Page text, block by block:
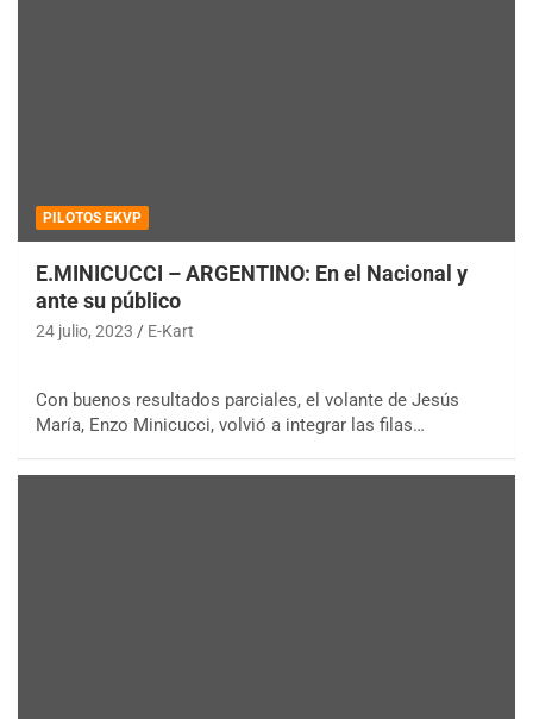
PILOTOS EKVP
E.MINICUCCI – ARGENTINO: En el Nacional y
ante su público
24 julio, 2023 E-Kart
Con buenos resultados parciales, el volante de Jesús
María, Enzo Minicucci, volvió a integrar las filas…